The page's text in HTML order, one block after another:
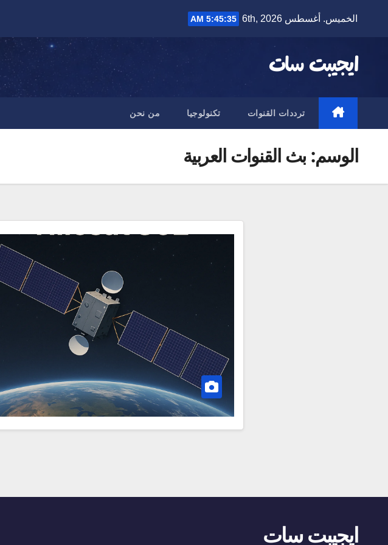
الخميس. أغسطس 6th, 2026 5:45:35 AM
ايجيبت سات
ترددات القنوات تكنولوجيا من نحن
الوسم:بث القنوات العربية
ايجيبت سات